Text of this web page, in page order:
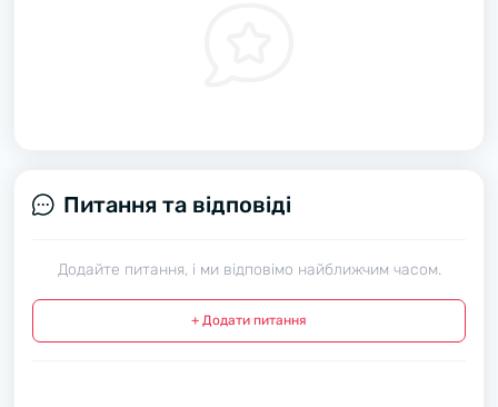
Питання та відповіді
Додайте питання, і ми відповімо найближчим часом.
+ Додати питання